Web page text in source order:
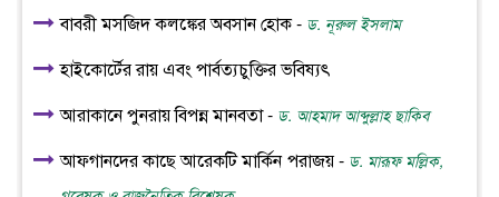
বাবরী মসজিদ কলঙ্কের অবসান হোক - ড. নূরুল ইসলাম
হাইকোর্টের রায় এবং পার্বত্যচুক্তির ভবিষ্যৎ
আরাকানে পুনরায় বিপন্ন মানবতা - ড. আহমাদ আব্দুল্লাহ ছাকিব
আফগানদের কাছে আরেকটি মার্কিন পরাজয় - ড. মারূফ মল্লিক,